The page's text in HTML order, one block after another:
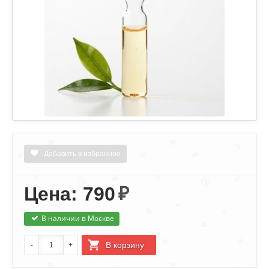
Добавить в избранное
Цена: 790₽
В наличии в Москве